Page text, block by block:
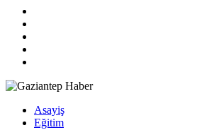
Asayiş
Eğitim